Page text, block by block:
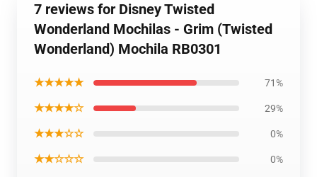
7 reviews for Disney Twisted
Wonderland Mochilas - Grim (Twisted
Wonderland) Mochila RB0301
★★★★★ 71%
★★★★☆ 29%
★★★☆☆ 0%
★★☆☆☆ 0%